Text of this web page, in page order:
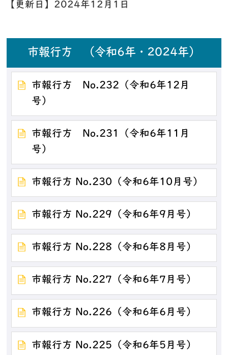
【更新日】 2024年12月1日
市報行方 （令和6年・2024年）
市報行方 No.232（令和6年12月
号）
市報行方 No.231（令和6年11月
号）
市報行方 No.230（令和6年10月号）
市報行方 No.229（令和6年9月号）
市報行方 No.228（令和6年8月号）
市報行方 No.227（令和6年7月号）
市報行方 No.226（令和6年6月号）
市報行方 No.225（令和6年5月号）